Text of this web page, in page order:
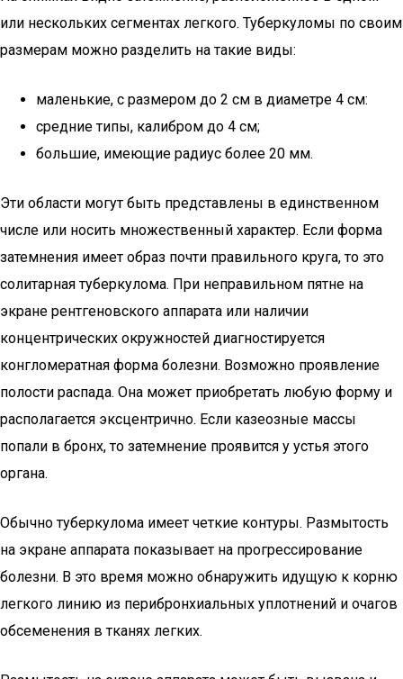
или нескольких сегментах легкого. Туберкуломы по своим
размерам можно разделить на такие виды:
маленькие, с размером до 2 см в диаметре 4 см:
средние типы, калибром до 4 см;
большие, имеющие радиус более 20 мм.
Эти области могут быть представлены в единственном
числе или носить множественный характер. Если форма
затемнения имеет образ почти правильного круга, то это
солитарная туберкулома. При неправильном пятне на
экране рентгеновского аппарата или наличии
концентрических окружностей диагностируется
конгломератная форма болезни. Возможно проявление
полости распада. Она может приобретать любую форму и
располагается эксцентрично. Если казеозные массы
попали в бронх, то затемнение проявится у устья этого
органа.
Обычно туберкулома имеет четкие контуры. Размытость
на экране аппарата показывает на прогрессирование
болезни. В это время можно обнаружить идущую к корню
легкого линию из перибронхиальных уплотнений и очагов
обсеменения в тканях легких.